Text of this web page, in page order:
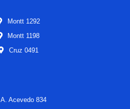
Montt 1292
Montt 1198
Cruz 0491
A. Acevedo 834